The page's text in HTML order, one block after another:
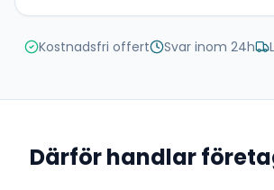
Kostnadsfri offert Svar inom 24h
Därför handlar